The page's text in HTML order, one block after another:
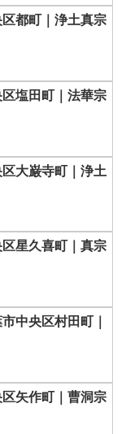
都町｜浄土真宗
塩田町｜法華宗
大巌寺町｜浄土
星久喜町｜真宗
中央区村田町｜
矢作町｜曹洞宗